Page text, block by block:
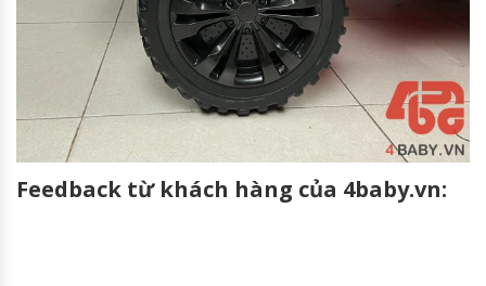
Feedback từ khách hàng của 4baby.vn: